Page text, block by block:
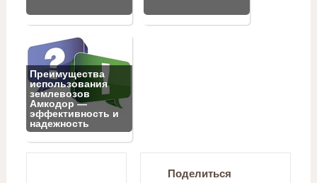
Преимущества
использования
землевозов
Амкодор —
эффективность и
надежность
Поделиться